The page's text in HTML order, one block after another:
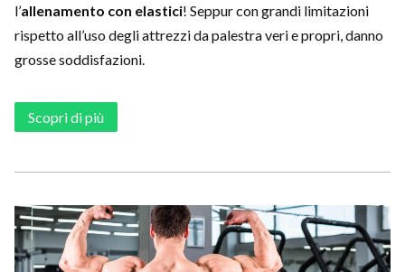
l’allenamento con elastici! Seppur con grandi limitazioni
rispetto all’uso degli attrezzi da palestra veri e propri, danno
grosse soddisfazioni.
Scopri di più